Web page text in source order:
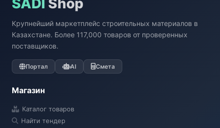
SADI Shop
Крупнейший маркетплейс строительных материалов в
Казахстане. Более 117,000 товаров от проверенных
поставщиков.
Портал AI Смета
Магазин
Каталог товаров
Найти тендер